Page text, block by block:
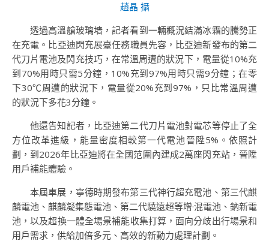
趙晶 攝
透過高溫艙玻璃墻，記者看到一輛概況結滿冰霜的騰勢正
在充電。比亞迪閃充展臺任務職員先容，比亞迪新發布的第二
代刀片電池及閃充技巧，在常溫周遭的狀況下，電量從10%充
到70%用時只需5分鐘，10%充到97%用時只需9分鐘；在零
下30℃周遭的狀況下，電量從20%充到97%，只比常溫周遭
的狀況下多花3分鐘。
他還告知記者，比亞迪第二代刀片電池對電芯等停止了全
方位改革進級，能量密度相較第一代電池晉陞5%。依照計
劃，到2026年比亞迪將在全國范圍內建成2萬座閃充站，晉陞
用戶補能體驗。
本屆車展，寧德時期發布第三代神行超充電池、第三代麒
麟電池、麒麟凝集態電池、第二代驍遠超等增·混電池、鈉新電
池，以及超換一體全場景補能收集打算，面向分歧出行場景和
用戶需求，供給加倍多元、高效的新動力處理計劃。